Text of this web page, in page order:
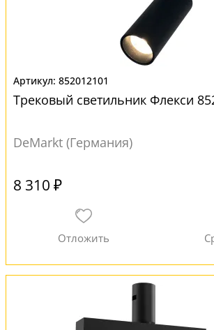
852012101
Трековый светильник Флекси
DeMarkt (Германия)
8 310 ₽